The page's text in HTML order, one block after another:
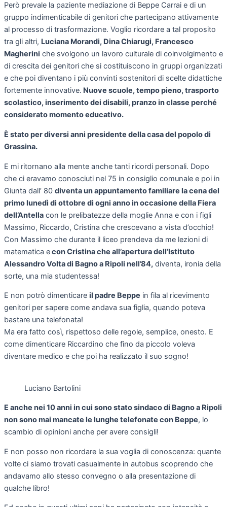
Però prevale la paziente mediazione di Beppe Carrai e di un
gruppo indimenticabile di genitori che partecipano attivamente
al processo di trasformazione. Voglio ricordare a tal proposito
tra gli altri, Luciana Morandi, Dina Chiarugi, Francesco
Magherini che svolgono un lavoro culturale di coinvolgimento e
di crescita dei genitori che si costituiscono in gruppi organizzati
e che poi diventano i più convinti sostenitori di scelte didattiche
fortemente innovative. Nuove scuole, tempo pieno, trasporto
scolastico, inserimento dei disabili, pranzo in classe perché
considerato momento educativo.
È stato per diversi anni presidente della casa del popolo di
Grassina.
E mi ritornano alla mente anche tanti ricordi personali. Dopo
che ci eravamo conosciuti nel 75 in consiglio comunale e poi in
Giunta dall’ 80 diventa un appuntamento familiare la cena del
primo lunedì di ottobre di ogni anno in occasione della Fiera
dell’Antella con le prelibatezze della moglie Anna e con i figli
Massimo, Riccardo, Cristina che crescevano a vista d’occhio!
Con Massimo che durante il liceo prendeva da me lezioni di
matematica econ Cristina che all’apertura dell’Istituto
Alessandro Volta di Bagno a Ripoli nell’84, diventa, ironia della
sorte, una mia studentessa!
E non potrò dimenticare il padre Beppe in fila al ricevimento
genitori per sapere come andava sua figlia, quando poteva
bastare una telefonata!
Ma era fatto così, rispettoso delle regole, semplice, onesto. E
come dimenticare Riccardino che fino da piccolo voleva
diventare medico e che poi ha realizzato il suo sogno!
Luciano Bartolini
E anche nei 10 anni in cui sono stato sindaco di Bagno a Ripoli
non sono mai mancate le lunghe telefonate con Beppe, lo
scambio di opinioni anche per avere consigli!
E non posso non ricordare la sua voglia di conoscenza: quante
volte ci siamo trovati casualmente in autobus scoprendo che
andavamo allo stesso convegno o alla presentazione di
qualche libro!